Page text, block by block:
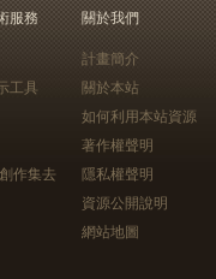
服務
工具
作集去
關於我們
計畫簡介
關於本站
如何利用本站資源
著作權聲明
隱私權聲明
資源公開說明
網站地圖